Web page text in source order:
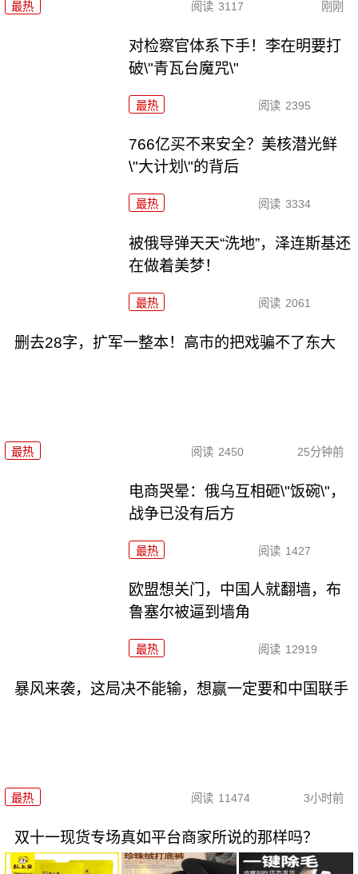
最热 阅读 3117 刚刚
对检察官体系下手！李在明要打
破\"青瓦台魔咒\"
最热 阅读 2395
766亿买不来安全？美核潜光鲜
\"大计划\"的背后
最热 阅读 3334
被俄导弹天天“洗地”，泽连斯基还
在做着美梦！
最热 阅读 2061
删去28字，扩军一整本！高市的把戏骗不了东大
最热 阅读 2450 25分钟前
电商哭晕：俄乌互相砸\"饭碗\"，
战争已没有后方
最热 阅读 1427
欧盟想关门，中国人就翻墙，布
鲁塞尔被逼到墙角
最热 阅读 12919
暴风来袭，这局决不能输，想赢一定要和中国联手
最热 阅读 11474 3小时前
双十一现货专场真如平台商家所说的那样吗？